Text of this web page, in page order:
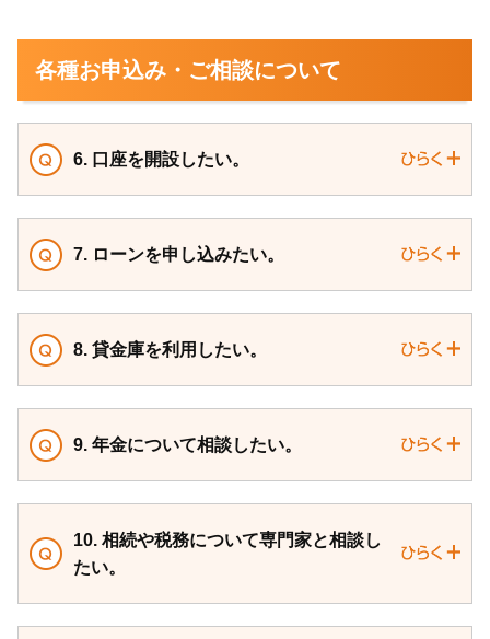
各種お申込み・ご相談について
6. 口座を開設したい。
7. ローンを申し込みたい。
8. 貸金庫を利用したい。
9. 年金について相談したい。
10. 相続や税務について専門家と相談し
たい。